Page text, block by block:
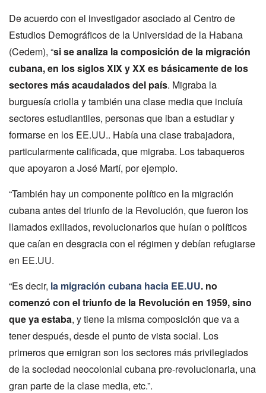
De acuerdo con el investigador asociado al Centro de
Estudios Demográficos de la Universidad de la Habana
(Cedem), “si se analiza la composición de la migración
cubana, en los siglos XIX y XX es básicamente de los
sectores más acaudalados del país. Migraba la
burguesía criolla y también una clase media que incluía
sectores estudiantiles, personas que iban a estudiar y
formarse en los EE.UU.. Había una clase trabajadora,
particularmente calificada, que migraba. Los tabaqueros
que apoyaron a José Martí, por ejemplo.
“También hay un componente político en la migración
cubana antes del triunfo de la Revolución, que fueron los
llamados exiliados, revolucionarios que huían o políticos
que caían en desgracia con el régimen y debían refugiarse
en EE.UU.
“Es decir, la migración cubana hacia EE.UU. no
comenzó con el triunfo de la Revolución en 1959, sino
que ya estaba, y tiene la misma composición que va a
tener después, desde el punto de vista social. Los
primeros que emigran son los sectores más privilegiados
de la sociedad neocolonial cubana pre-revolucionaria, una
gran parte de la clase media, etc.”.